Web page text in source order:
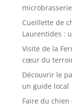
Cueillette de
Laurentides :
Visite de la
cœur du
Découvrir le
un guide local
Faire du